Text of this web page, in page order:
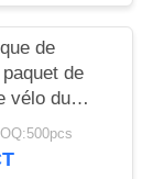
de
de
vélo du
profonds
le vélo